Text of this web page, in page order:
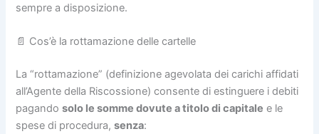
sempre a disposizione.
📄 Cos’è la rottamazione delle cartelle
La “rottamazione” (definizione agevolata dei carichi affidati
all’Agente della Riscossione) consente di estinguere i debiti
pagandosolo le somme dovute a titolo di capitale e le
spese di procedura,senza: